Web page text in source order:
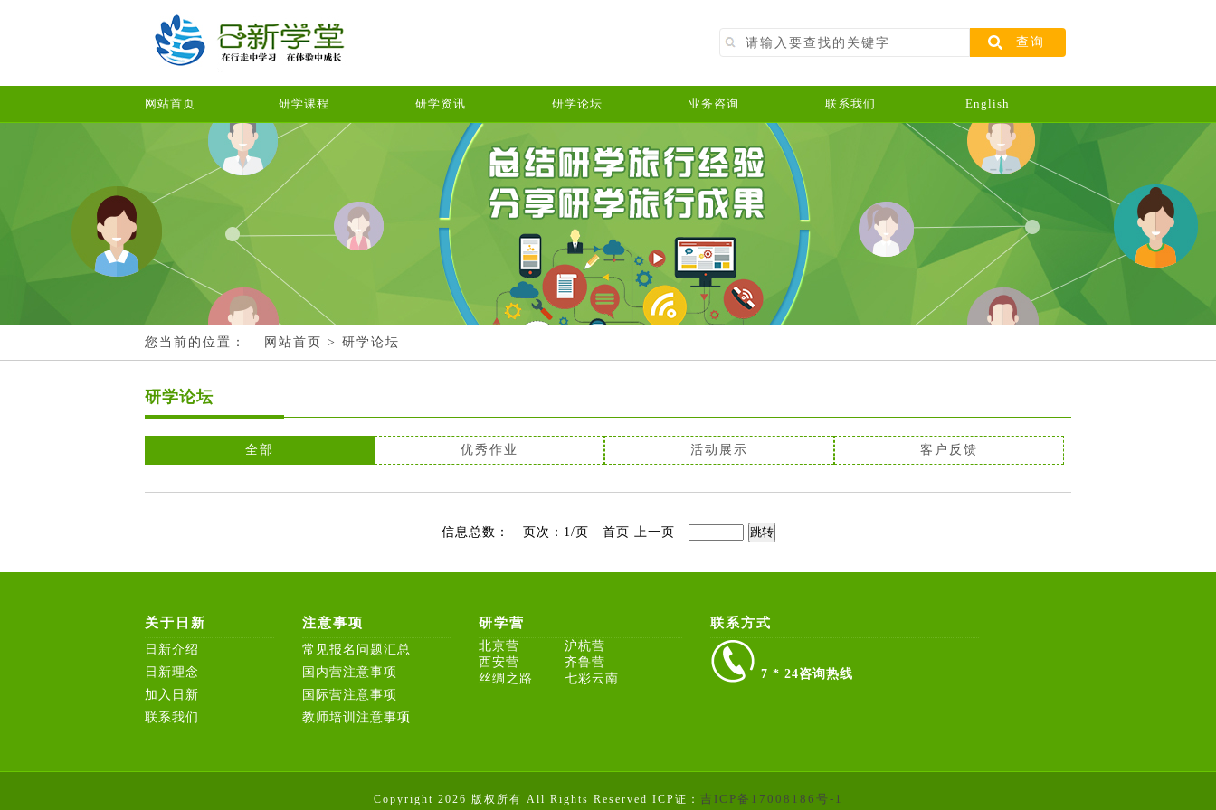
查询
网站首页 研学课程 研学资讯 研学论坛 业务咨询 联系我们 English
您当前的位置： 网站首页 > 研学论坛
研学论坛
全部 优秀作业 活动展示 客户反馈
信息总数： 页次：1/页 首页 上一页
关于日新
日新介绍
日新理念
加入日新
联系我们
注意事项
常见报名问题汇总
国内营注意事项
国际营注意事项
教师培训注意事项
研学营
北京营
沪杭营
西安营
齐鲁营
丝绸之路
七彩云南
联系方式
7 * 24咨询热线
Copyright 2026 版权所有 All Rights Reserved ICP证： 吉ICP备17008186号-1